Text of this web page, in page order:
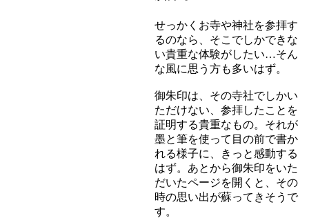
せっかくお寺や神社を参拝す
るのなら、そこでしかできな
い貴重な体験がしたい…そん
な風に思う方も多いはず。
御朱印は、その寺社でしかい
ただけない、参拝したことを
証明する貴重なもの。それが
墨と筆を使って目の前で書か
れる様子に、きっと感動する
はず。あとから御朱印をいた
だいたページを開くと、その
時の思い出が蘇ってきそうで
す。